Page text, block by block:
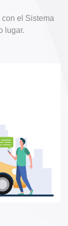
el Sistema
lugar.